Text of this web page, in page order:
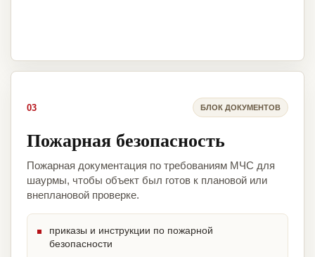
03 БЛОК ДОКУМЕНТОВ
Пожарная безопасность
Пожарная документация по требованиям МЧС для
шаурмы, чтобы объект был готов к плановой или
внеплановой проверке.
приказы и инструкции по пожарной
безопасности